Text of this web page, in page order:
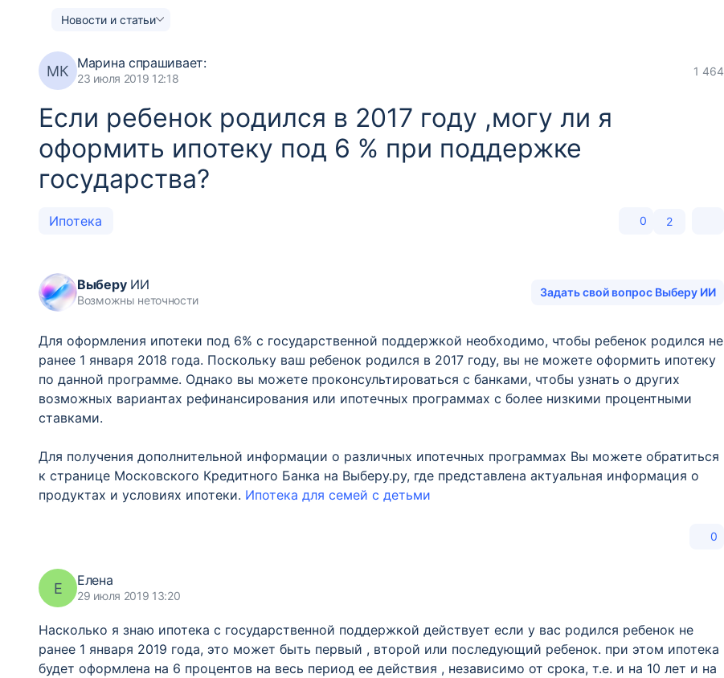
Новости и статьи
МК Марина спрашивает:
23 июля 2019 12:18
1 464
Если ребенок родился в 2017 году ,могу ли я
оформить ипотеку под 6 % при поддержке
государства?
Ипотека 0 2
ВыберуИИ
Возможны неточности
Задать свой вопрос Выберу ИИ
Для оформления ипотеки под 6% с государственной поддержкой необходимо, чтобы ребенок родился не
ранее 1 января 2018 года. Поскольку ваш ребенок родился в 2017 году, вы не можете оформить ипотеку
по данной программе. Однако вы можете проконсультироваться с банками, чтобы узнать о других
возможных вариантах рефинансирования или ипотечных программах с более низкими процентными
ставками.
Для получения дополнительной информации о различных ипотечных программах Вы можете обратиться
к странице Московского Кредитного Банка на Выберу.ру, где представлена актуальная информация о
продуктах и условиях ипотеки. Ипотека для семей с детьми
0
Е Елена
29 июля 2019 13:20
Насколько я знаю ипотека с государственной поддержкой действует если у вас родился ребенок не
ранее 1 января 2019 года, это может быть первый , второй или последующий ребенок. при этом ипотека
будет оформлена на 6 процентов на весь период ее действия , независимо от срока, т.е. и на 10 лет и на